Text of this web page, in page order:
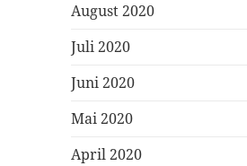
August 2020
Juli 2020
Juni 2020
Mai 2020
April 2020